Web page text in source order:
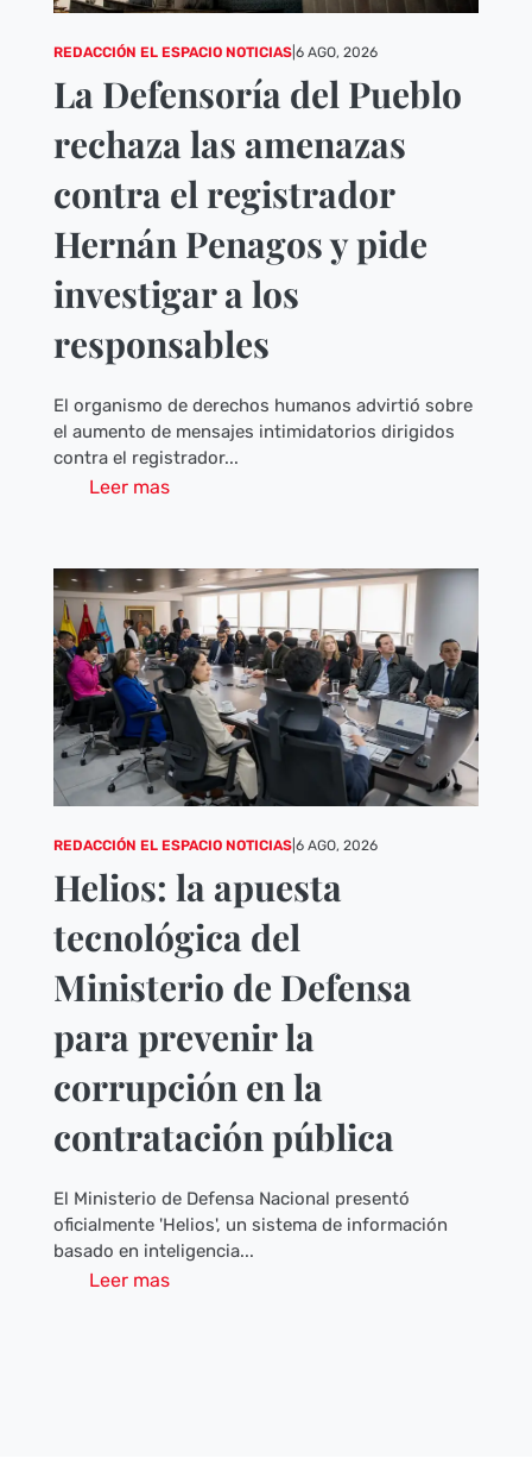
REDACCIÓN EL ESPACIO NOTICIAS| 6 AGO, 2026
La Defensoría del Pueblo
rechaza las amenazas
contra el registrador
Hernán Penagos y pide
investigar a los
responsables
El organismo de derechos humanos advirtió sobre
el aumento de mensajes intimidatorios dirigidos
contra el registrador...
Leer mas
REDACCIÓN EL ESPACIO NOTICIAS| 6 AGO, 2026
Helios: la apuesta
tecnológica del
Ministerio de Defensa
para prevenir la
corrupción en la
contratación pública
El Ministerio de Defensa Nacional presentó
oficialmente 'Helios', un sistema de información
basado en inteligencia...
Leer mas